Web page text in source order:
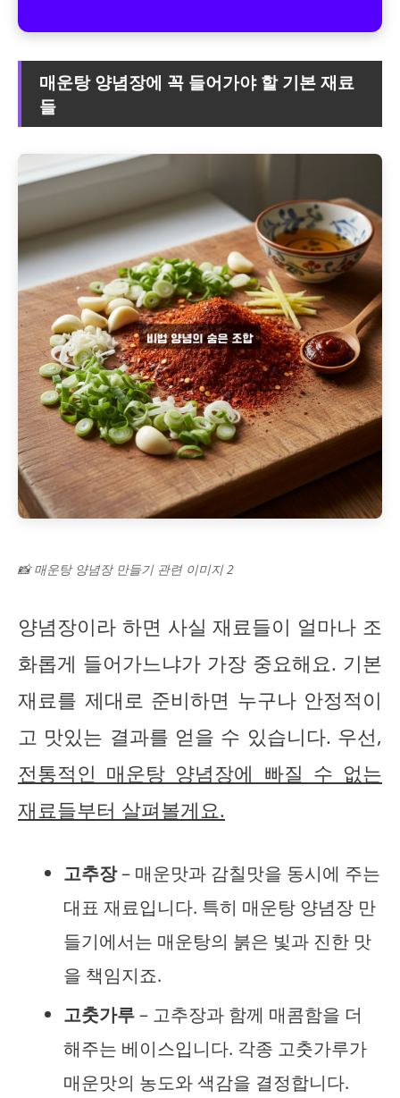
매운탕 양념장에 꼭 들어가야 할 기본 재료
들
📸 매운탕 양념장 만들기 관련 이미지 2
양념장이라 하면 사실 재료들이 얼마나 조
화롭게 들어가느냐가 가장 중요해요. 기본
재료를 제대로 준비하면 누구나 안정적이
고 맛있는 결과를 얻을 수 있습니다. 우선,
전통적인 매운탕 양념장에 빠질 수 없는
재료들부터 살펴볼게요.
고추장– 매운맛과 감칠맛을 동시에 주는
대표 재료입니다. 특히 매운탕 양념장 만
들기에서는 매운탕의 붉은 빛과 진한 맛
을 책임지죠.
고춧가루– 고추장과 함께 매콤함을 더
해주는 베이스입니다. 각종 고춧가루가
매운맛의 농도와 색감을 결정합니다.